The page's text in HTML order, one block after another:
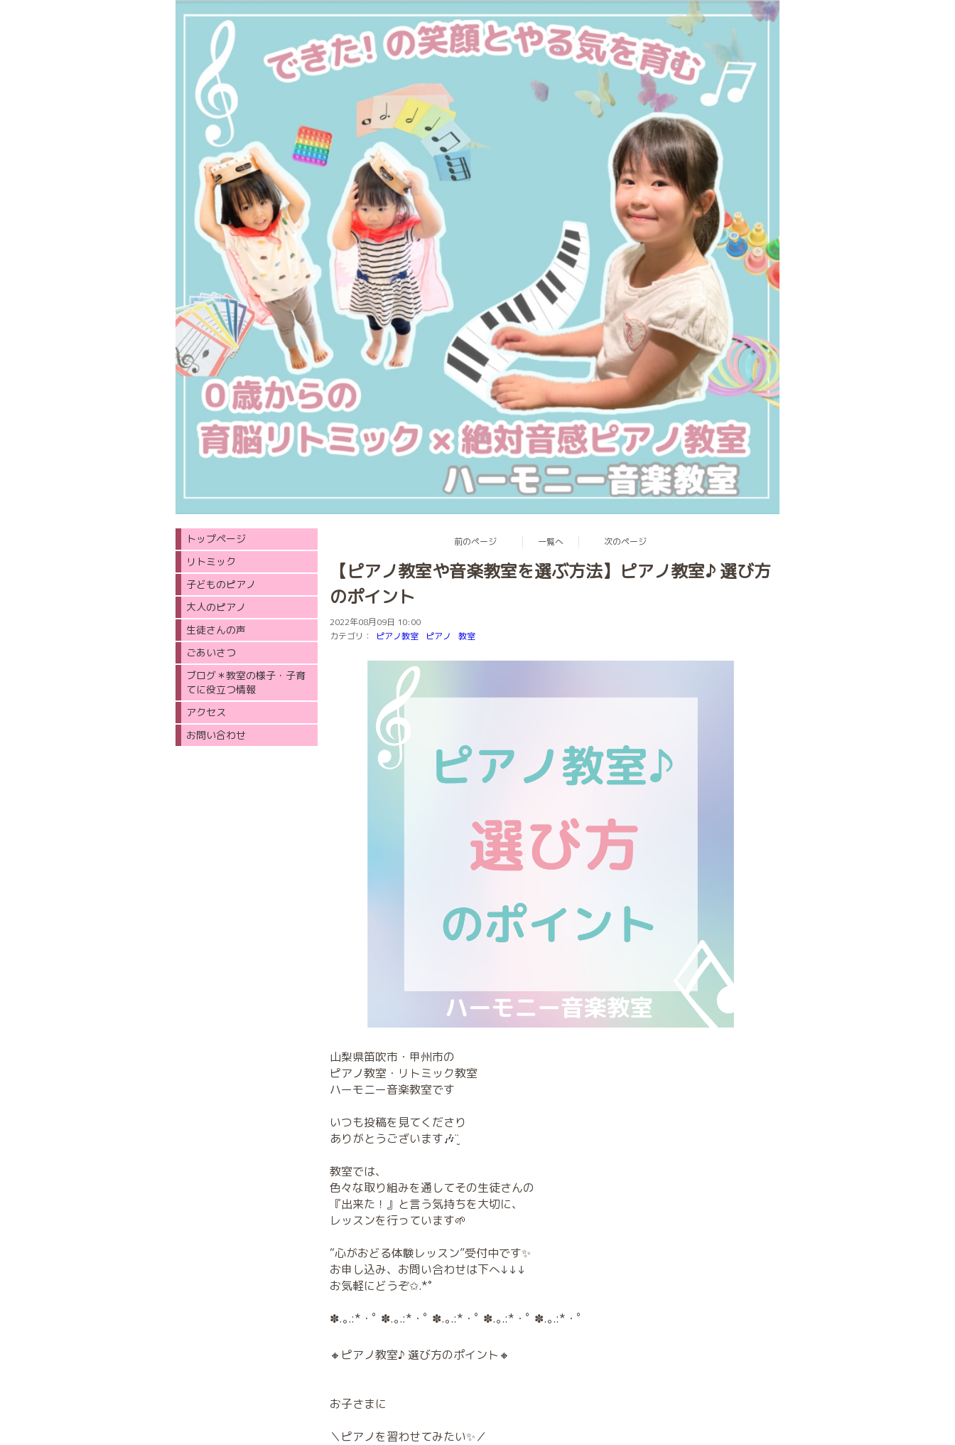
前のページ 一覧へ 次のページ
【ピアノ教室や音楽教室を選ぶ方法】ピアノ教室♪ 選び方
のポイント
2022年08月09日 10:00
カテゴリ：
ピアノ教室 ピアノ 教室
山梨県笛吹市・甲州市の
ピアノ教室・リトミック教室
ハーモニー音楽教室です
いつも投稿を見てくださり
ありがとうございます🎶¨̮
教室では、
色々な取り組みを通してその生徒さんの
『出来た！』と言う気持ちを大切に、
レッスンを行っています🌱
“心がおどる体験レッスン”受付中です✨
お申し込み、お問い合わせは下へ↓↓↓
お気軽にどうぞ✩.*˚
✽.｡.:*・ﾟ ✽.｡.:*・ﾟ ✽.｡.:*・ﾟ ✽.｡.:*・ﾟ ✽.｡.:*・ﾟ
🔸ピアノ教室♪ 選び方のポイント🔸
お子さまに
＼ピアノを習わせてみたい✨／
トップページ
リトミック
子どものピアノ
大人のピアノ
生徒さんの声
ごあいさつ
ブログ＊教室の様子・子育
てに役立つ情報
アクセス
お問い合わせ